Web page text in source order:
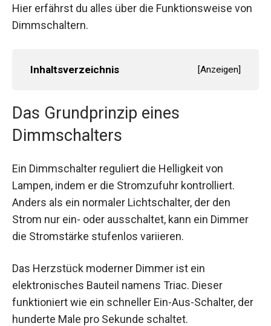
Hier erfährst du alles über die Funktionsweise von
Dimmschaltern.
Inhaltsverzeichnis [Anzeigen]
Das Grundprinzip eines
Dimmschalters
Ein Dimmschalter reguliert die Helligkeit von
Lampen, indem er die Stromzufuhr kontrolliert.
Anders als ein normaler Lichtschalter, der den
Strom nur ein- oder ausschaltet, kann ein Dimmer
die Stromstärke stufenlos variieren.
Das Herzstück moderner Dimmer ist ein
elektronisches Bauteil namens Triac. Dieser
funktioniert wie ein schneller Ein-Aus-Schalter, der
hunderte Male pro Sekunde schaltet.